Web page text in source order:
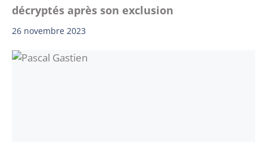
décryptés après son exclusion
26 novembre 2023